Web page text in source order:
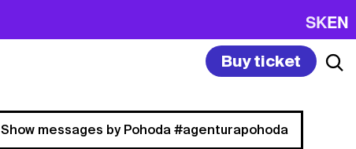
SKEN
Buy ticket
Show messages by Pohoda #agenturapohoda